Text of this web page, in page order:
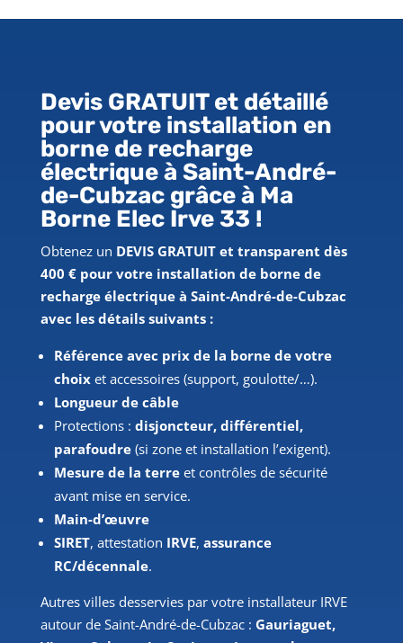
Devis GRATUIT et détaillé
pour votre installation en
borne de recharge
électriqueà Saint-André-
de-Cubzacgrâce à Ma
Borne Elec Irve 33 !
Obtenez un DEVIS GRATUIT et transparent dès
400 € pour votre installation de borne de
recharge électrique à Saint-André-de-Cubzac
avec les détails suivants :
Référence avec prix de la borne de votre
choixet accessoires (support, goulotte/…).
Longueur de câble
Protections : disjoncteur, différentiel,
parafoudre(si zone et installation l’exigent).
Mesure de la terreet contrôles de sécurité
avant mise en service.
Main-d’œuvre
SIRET, attestation IRVE, assurance
RC/décennale.
Autres villes desservies par votre installateur IRVE
autour de Saint-André-de-Cubzac : Gauriaguet,